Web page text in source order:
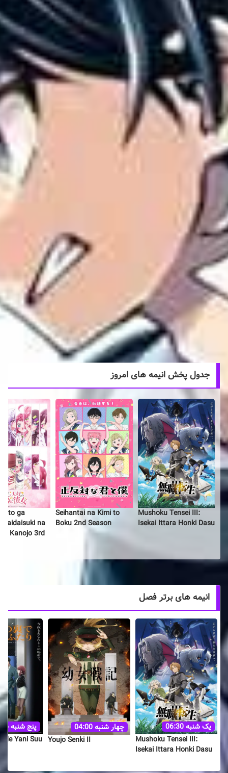
جدول پخش انیمه های امروز
Mushoku Tensei III:
Isekai Ittara Honki Dasu
Seihantai na Kimi to
Boku 2nd Season
ga
na
Kanojo 3rd
انیمه های برتر فصل
یک شنبه 06:30
Mushoku Tensei III:
Isekai Ittara Honki Dasu
چهار شنبه 04:00
Youjo Senki II
پنج شنبه 06:26
de Yani Suu